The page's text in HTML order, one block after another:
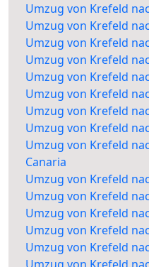
Umzug von Krefeld
Umzug von Krefeld
Umzug von Krefeld
Umzug von Krefeld
Umzug von Krefeld
Umzug von Krefeld
Umzug von Krefeld
Umzug von Krefeld
Umzug von Krefeld
Canaria
Umzug von Krefeld
Umzug von Krefeld
Umzug von Krefeld
Umzug von Krefeld
Umzug von Krefeld